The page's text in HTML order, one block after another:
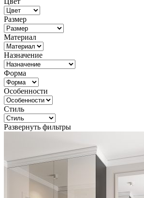
Размер
Материал
Назначение
Форма
Особенности
Стиль
Развернуть фильтры